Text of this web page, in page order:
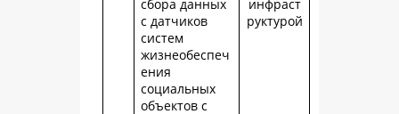
сбора данных
с датчиков
систем
жизнеобеспеч
ения
социальных
объектов с
инфраст
руктурой